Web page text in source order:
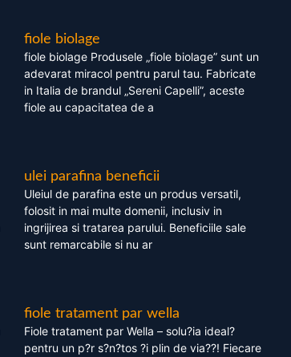
fiole biolage
fiole biolage Produsele „fiole biolage” sunt un
adevarat miracol pentru parul tau. Fabricate
in Italia de brandul „Sereni Capelli”, aceste
fiole au capacitatea de a
ulei parafina beneficii
Uleiul de parafina este un produs versatil,
folosit in mai multe domenii, inclusiv in
ingrijirea si tratarea parului. Beneficiile sale
sunt remarcabile si nu ar
fiole tratament par wella
Fiole tratament par Wella – solu?ia ideal?
pentru un p?r s?n?tos ?i plin de via??! Fiecare